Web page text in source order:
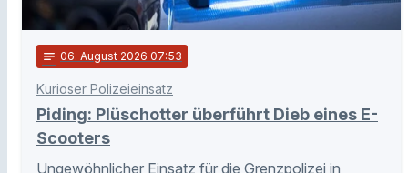
notes 06. August 2026 07:53
Kurioser Polizeieinsatz
Piding: Plüschotter überführt Dieb eines E-
Scooters
Ungewöhnlicher Einsatz für die Grenzpolizei in